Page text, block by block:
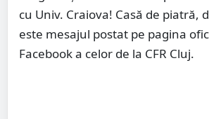
cu Univ. Craiova! Casă de piatră,
este mesajul postat pe pagina
Facebook a celor de la CFR Cluj.